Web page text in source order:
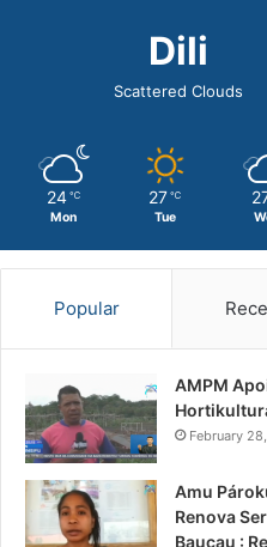
Dili
Scattered Clouds
24 ℃
Mon
27 ℃
Tue
Popular
AMPM
February
Amu
Renova
Baucau :